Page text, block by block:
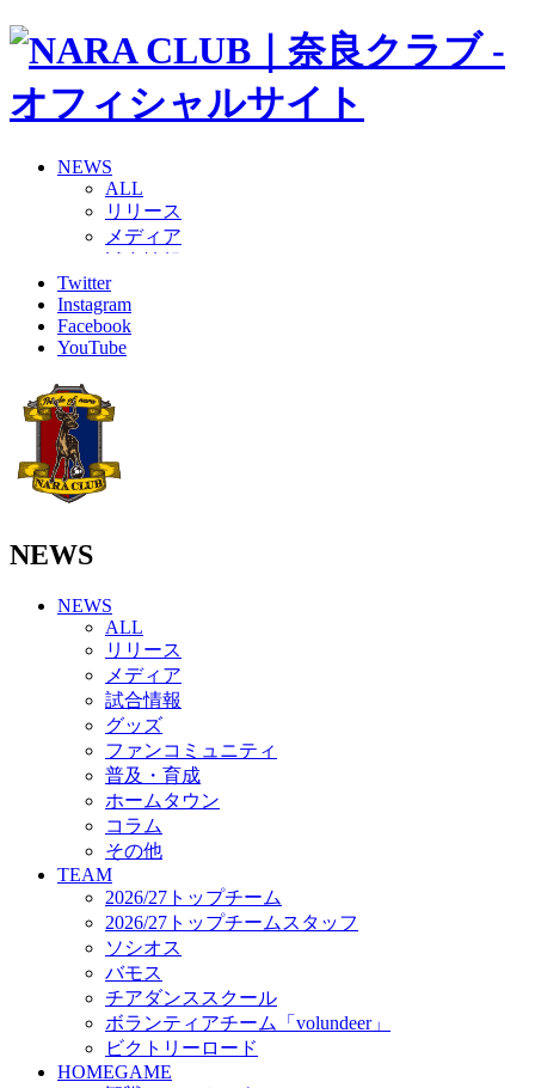
NEWS
ALL
リリース
メディア
グッズ
ファンコミュニティ
普及・育成
ホームタウン
その他
TEAM
2026/27トップチーム
2026/27トップチームスタッフ
ビクトリーロード
HOMEGAME
観戦ルール＆マナー
ホームゲーム運営管理規定
Jリーグ運営管理規定
写真・動画使用ガイドライン
ロートフィールド奈良
SCHEDULE
2026/27
練習見学時のファンサービスについて
TICKET
奈良クラブ明治安田J3リーグ2026/27シーズン試
合観戦チケット
奈良クラブ明治安田Ｊ3リーグ 2026/27シーズン
「鹿パス」
観戦ルール＆マナー
FANCOMMUNITY
2026/27ファンコミュニティ
サポートショップ
GOODS
Twitter
Instagram
Facebook
YouTube
NEWS
NEWS
ALL
リリース
メディア
試合情報
グッズ
ファンコミュニティ
普及・育成
ホームタウン
コラム
その他
TEAM
2026/27トップチーム
2026/27トップチームスタッフ
ソシオス
バモス
チアダンススクール
ボランティアチーム「volundeer」
ビクトリーロード
HOMEGAME